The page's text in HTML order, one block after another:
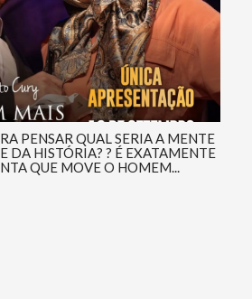
PENSAR QUAL SERIA A MENTE
DA HISTÓRIA? ? É EXATAMENTE
QUE MOVE O HOMEM...